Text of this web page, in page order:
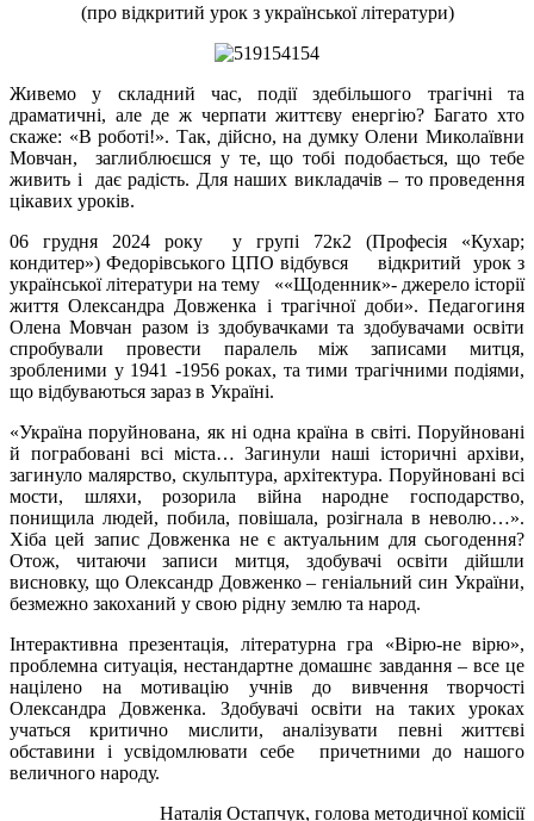
(про відкритий урок з української літератури)
Живемо у складний час, події здебільшого трагічні та
драматичні, але де ж черпати життєву енергію? Багато хто
скаже: «В роботі!». Так, дійсно, на думку Олени Миколаївни
Мовчан, заглиблюєшся у те, що тобі подобається, що тебе
живить і дає радість. Для наших викладачів – то проведення
цікавих уроків.
06 грудня 2024 року у групі 72к2 (Професія «Кухар;
кондитер») Федорівського ЦПО відбувся відкритий урок з
української літератури на тему ««Щоденник»- джерело історії
життя Олександра Довженка і трагічної доби». Педагогиня
Олена Мовчан разом із здобувачками та здобувачами освіти
спробували провести паралель між записами митця,
зробленими у 1941 -1956 роках, та тими трагічними подіями,
що відбуваються зараз в Україні.
«Україна поруйнована, як ні одна країна в світі. Поруйновані
й пограбовані всі міста… Загинули наші історичні архіви,
загинуло малярство, скульптура, архітектура. Поруйновані всі
мости, шляхи, розорила війна народне господарство,
понищила людей, побила, повішала, розігнала в неволю…».
Хіба цей запис Довженка не є актуальним для сьогодення?
Отож, читаючи записи митця, здобувачі освіти дійшли
висновку, що Олександр Довженко – геніальний син України,
безмежно закоханий у свою рідну землю та народ.
Інтерактивна презентація, літературна гра «Вірю-не вірю»,
проблемна ситуація, нестандартне домашнє завдання – все це
націлено на мотивацію учнів до вивчення творчості
Олександра Довженка. Здобувачі освіти на таких уроках
учаться критично мислити, аналізувати певні життєві
обставини і усвідомлювати себе причетними до нашого
величного народу.
Наталія Остапчук, голова методичної комісії